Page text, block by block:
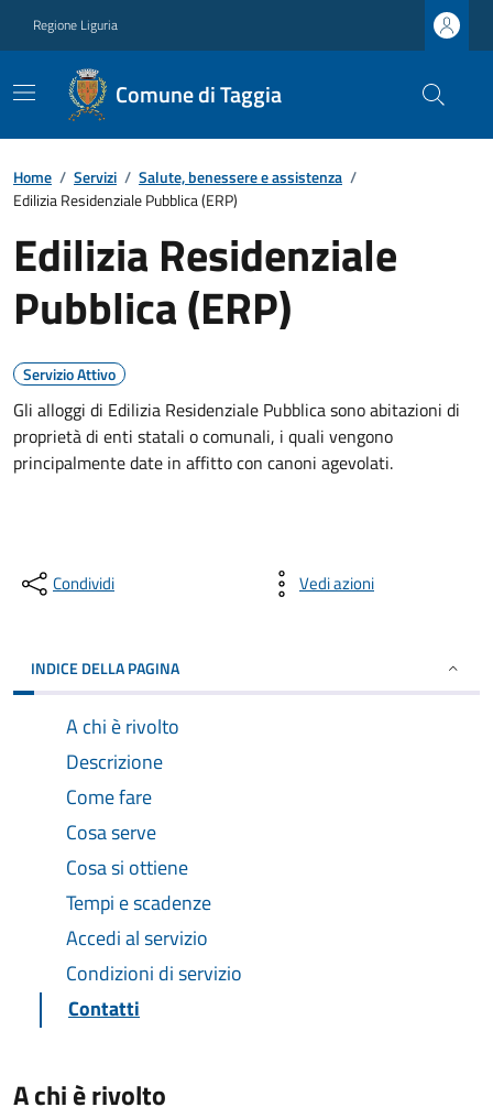
Regione Liguria
Comune di Taggia
Home / Servizi / Salute, benessere e assistenza /
Edilizia Residenziale Pubblica (ERP)
Edilizia Residenziale
Pubblica (ERP)
Servizio Attivo
Gli alloggi di Edilizia Residenziale Pubblica sono abitazioni di
proprietà di enti statali o comunali, i quali vengono
principalmente date in affitto con canoni agevolati.
Condividi Vedi azioni
INDICE DELLA PAGINA
A chi è rivolto
Descrizione
Come fare
Cosa serve
Cosa si ottiene
Tempi e scadenze
Accedi al servizio
Condizioni di servizio
Contatti
A chi è rivolto